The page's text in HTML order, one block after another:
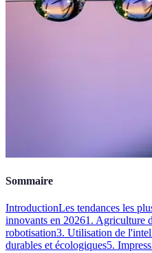
Sommaire
IntroductionLes tendances les
innovants en 20261. Agriculture
robotisation3. Utilisation de
durables et écologiques5.